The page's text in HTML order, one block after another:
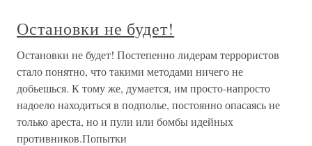
Остановки не будет!
Остановки не будет! Постепенно лидерам террористов
стало понятно, что такими методами ничего не
добьешься. К тому же, думается, им просто-напросто
надоело находиться в подполье, постоянно опасаясь не
только ареста, но и пули или бомбы идейных
противников.Попытки